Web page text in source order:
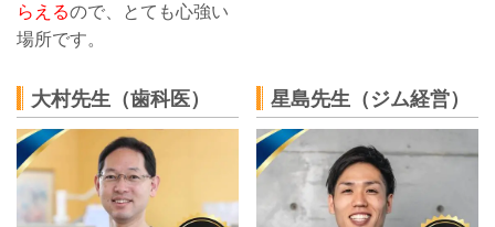
らえるので、とても心強い
場所です。
大村先生（歯科医） 星島先生（ジム経営）